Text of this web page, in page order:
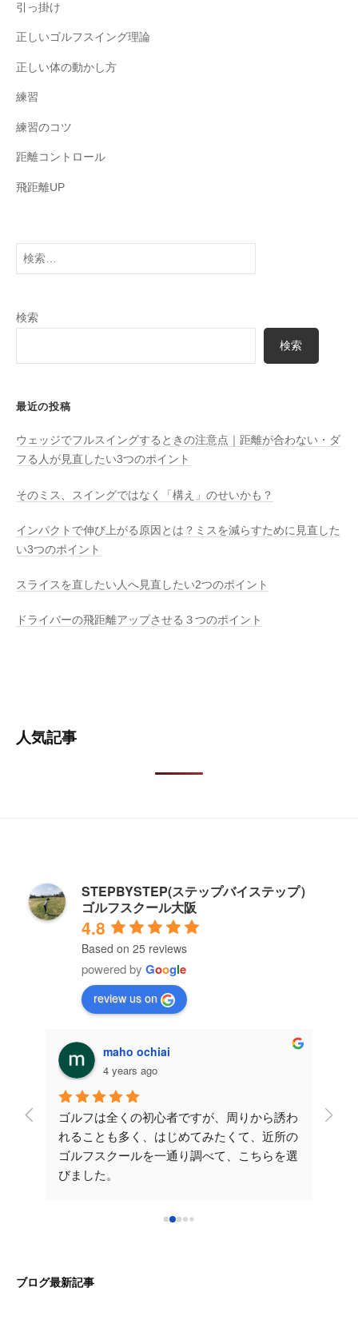
引っ掛け
正しいゴルフスイング理論
正しい体の動かし方
練習
練習のコツ
距離コントロール
飛距離UP
検
検索
検索
最近の投稿
ウェッジでフルスイングするときの注意点｜距離が合わない・ダ
フる人が見直したい3つのポイント
そのミス、スイングではなく「構え」のせいかも？
インパクトで伸び上がる原因とは？ミスを減らすために見直した
い3つのポイント
スライスを直したい人へ見直したい2つのポイント
ドライバーの飛距離アップさせる３つのポイント
人気記事
STEPBYSTEP(ステップバイステップ）
ゴルフスクール大阪
4.8
Based on 25 reviews
powered by Google
review us on
ス
し
maho ochiai
4 years ago
ゴルフは全くの初心者ですが、周りから誘わ
れることも多く、はじめてみたくて、近所の
ゴルフスクールを一通り調べて、こちらを選
びました。
いです。次のレッスンも楽しみです！こちら
こ
ブログ最新記事